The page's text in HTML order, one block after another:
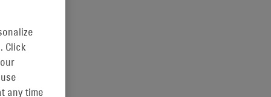
Click
any time